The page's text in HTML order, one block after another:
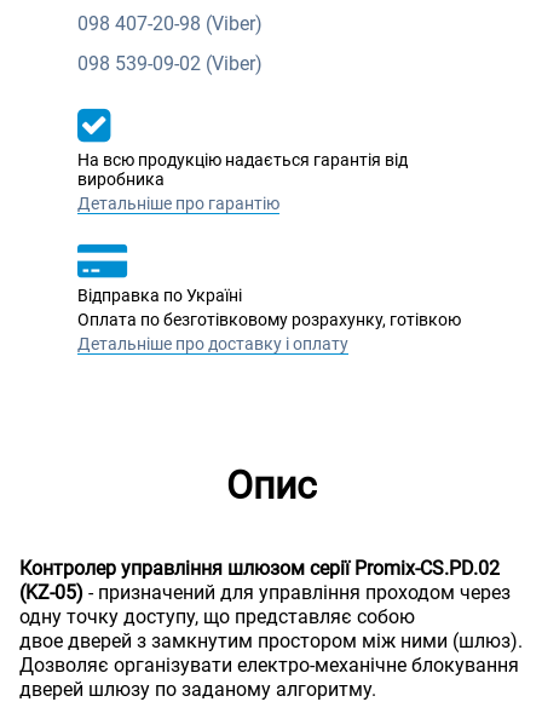
098 407-20-98 (Viber)
098 539-09-02 (Viber)
На всю продукцію надається гарантія від
виробника
Детальніше про гарантію
Відправка по Україні
Оплата по безготівковому розрахунку, готівкою
Детальніше про доставку і оплату
Опис
Контролер управління шлюзом серії Promix-CS.PD.02
(KZ-05) - призначений для управління проходом через
одну точку доступу, що представляє собою
двое дверей з замкнутим простором між ними (шлюз).
Дозволяє організувати електро-механічне блокування
дверей шлюзу по заданому алгоритму.